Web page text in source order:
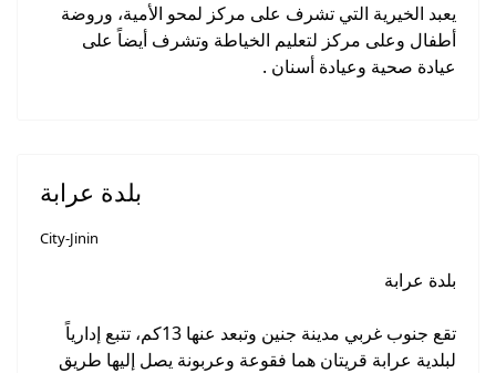
يعبد الخيرية التي تشرف على مركز لمحو الأمية، وروضة
أطفال وعلى مركز لتعليم الخياطة وتشرف أيضاً على
عيادة صحية وعيادة أسنان .
بلدة عرابة
City-Jinin
بلدة عرابة
تقع جنوب غربي مدينة جنين وتبعد عنها 13كم، تتبع إدارياً
لبلدية عرابة قريتان هما فقوعة وعربونة يصل إليها طريق